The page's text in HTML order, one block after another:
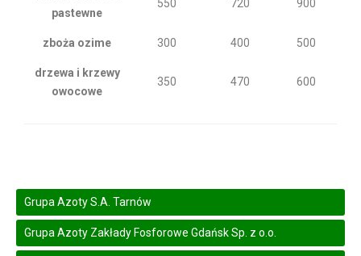
pastewne
550 720 900
zboża ozime 300 400 500
drzewa i krzewy
owocowe
350 470 600
Grupa Azoty S.A. Tarnów
Grupa Azoty Zakłady Fosforowe Gdańsk Sp. z o.o.